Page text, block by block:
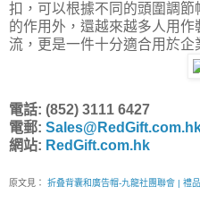
扣，可以根據不同的頭圍調
的作用外，還越來越多人用
流，更是一件十分適合用於企
電話: (852) 3111 6427
電郵:
網站: RedGift.com.hk
原文見： 折叠背囊和廣告帽-九龍社團聯會 | 禮